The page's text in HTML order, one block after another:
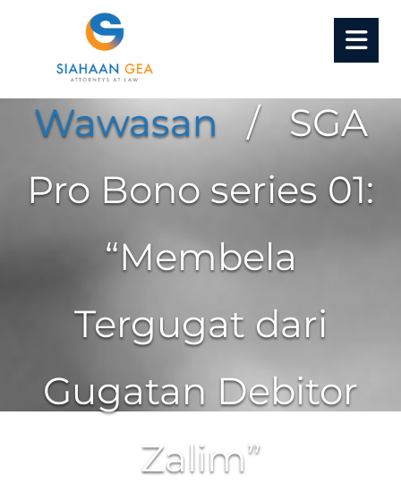
Home Artikel•
Wawasan / SGA
Pro Bono series 01:
“Membela
Tergugat dari
Gugatan Debitor
Zalim”